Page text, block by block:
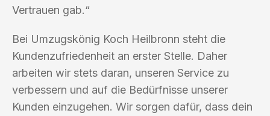
Vertrauen gab.“
Bei Umzugskönig Koch Heilbronn steht die
Kundenzufriedenheit an erster Stelle. Daher
arbeiten wir stets daran, unseren Service zu
verbessern und auf die Bedürfnisse unserer
Kunden einzugehen. Wir sorgen dafür, dass dein